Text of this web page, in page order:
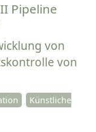
Pipeline
von
von
Künstliche